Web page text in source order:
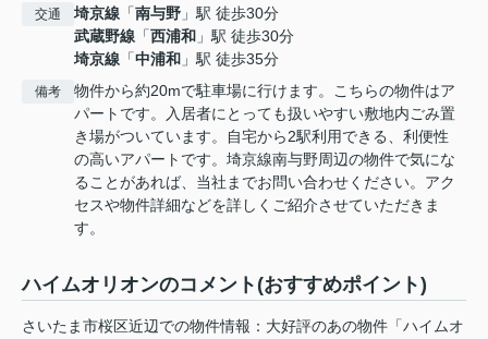
交通 埼京線 「南与野 」駅 徒歩30分
武蔵野線 「西浦和 」駅 徒歩30分
埼京線 「中浦和 」駅 徒歩35分
備考
物件から約20mで駐車場に行けます。こちらの物件はア
パートです。入居者にとっても扱いやすい敷地内ごみ置
き場がついています。自宅から2駅利用できる、利便性
の高いアパートです。埼京線南与野周辺の物件で気にな
ることがあれば、当社までお問い合わせください。アク
セスや物件詳細などを詳しくご紹介させていただきま
す。
ハイムオリオンのコメント(おすすめポイント)
さいたま市桜区近辺での物件情報：大好評のあの物件「ハイムオ